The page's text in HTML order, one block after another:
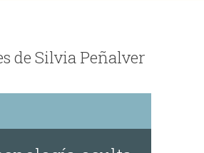
de Silvia Peñalver